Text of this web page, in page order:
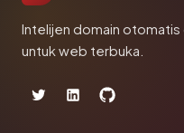
Intelijen domain
untuk web terbuka.